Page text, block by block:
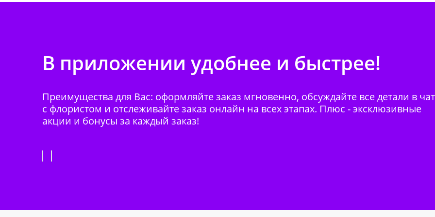
В приложении удобнее и быстрее!
Преимущества для Вас: оформляйте заказ мгновенно, обсуждайте все детали в
с флористом и отслеживайте заказ онлайн на всех этапах. Плюс - эксклюзивные
акции и бонусы за каждый заказ!